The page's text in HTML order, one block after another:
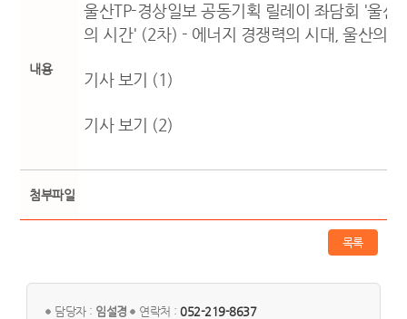
내용
울산TP-경상일보 공동기획 릴레이 좌담회 '울산
의 시간' (2차) - 에너지 경쟁력의 시대, 울산의
기사 보기 (1)
기사 보기 (2)
첨부파일
목록
담당자 : 임설경 연락처 :052-219-8637